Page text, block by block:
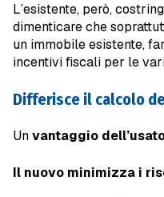
L’esistente, però,
dimenticare che
un immobile esistente,
incentivi fiscali per le
Differisce il calcolo
Unvantaggio
Il nuovo minimizza i